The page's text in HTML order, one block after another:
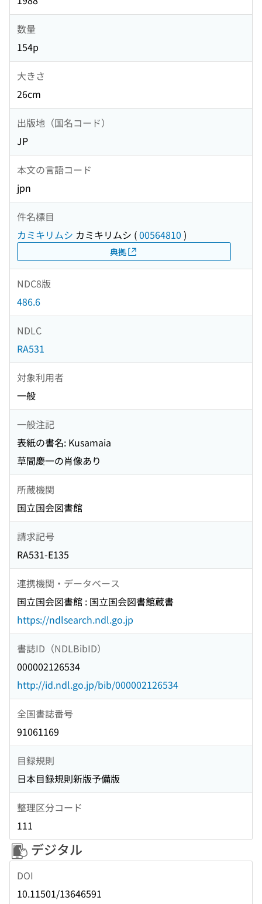
数量
154p
大きさ
26cm
出版地（国名コード）
JP
本文の言語コード
jpn
件名標目
カミキリムシ カミキリムシ (00564810 )
典拠
NDC8版
486.6
NDLC
RA531
対象利用者
一般
一般注記
表紙の書名: Kusamaia
草間慶一の肖像あり
所蔵機関
国立国会図書館
請求記号
RA531-E135
連携機関・データベース
国立国会図書館 : 国立国会図書館蔵書
https://ndlsearch.ndl.go.jp
書誌ID（NDLBibID）
000002126534
http://id.ndl.go.jp/bib/000002126534
全国書誌番号
91061169
目録規則
日本目録規則新版予備版
整理区分コード
111
デジタル
DOI
10.11501/13646591